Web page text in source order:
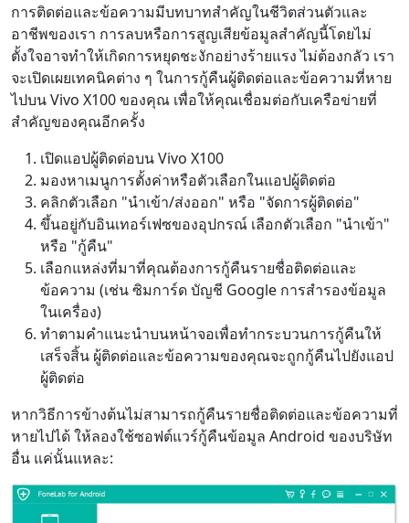
การติดต่อและข้อความมีบทบาทสำคัญในชีวิตส่วนตัวและ
อาชีพของเรา การลบหรือการสูญเสียข้อมูลสำคัญนี้โดยไม่
ตั้งใจอาจทำให้เกิดการหยุดชะงักอย่างร้ายแรง ไม่ต้องกลัว เรา
จะเปิดเผยเทคนิคต่าง ๆ ในการกู้คืนผู้ติดต่อและข้อความที่หาย
ไปบน Vivo X100 ของคุณ เพื่อให้คุณเชื่อมต่อกับเครือข่ายที่
สำคัญของคุณอีกครั้ง
เปิดแอปผู้ติดต่อบน Vivo X100
มองหาเมนูการตั้งค่าหรือตัวเลือกในแอปผู้ติดต่อ
คลิกตัวเลือก "นำเข้า/ส่งออก" หรือ "จัดการผู้ติดต่อ"
ขึ้นอยู่กับอินเทอร์เฟซของอุปกรณ์ เลือกตัวเลือก "นำเข้า"
หรือ "กู้คืน"
เลือกแหล่งที่มาที่คุณต้องการกู้คืนรายชื่อติดต่อและ
ข้อความ (เช่น ซิมการ์ด บัญชี Google การสำรองข้อมูล
ในเครื่อง)
ทำตามคำแนะนำบนหน้าจอเพื่อทำกระบวนการกู้คืนให้
เสร็จสิ้น ผู้ติดต่อและข้อความของคุณจะถูกกู้คืนไปยังแอป
ผู้ติดต่อ
หากวิธีการข้างต้นไม่สามารถกู้คืนรายชื่อติดต่อและข้อความที่
หายไปได้ ให้ลองใช้ซอฟต์แวร์กู้คืนข้อมูล Android ของบริษัท
อื่น แค่นั้นแหละ: